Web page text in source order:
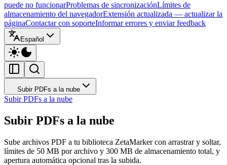
puede no funcionarProblemas de sincronizaciónLímites de
almacenamiento del navegadorExtensión actualizada — actualizar la
páginaContactar con soporteInformar errores y enviar feedback
Español
Subir PDFs a la nube
Subir PDFs a la nube
Subir PDFs a la nube
Sube archivos PDF a tu biblioteca ZetaMarker con arrastrar y soltar,
límites de 50 MB por archivo y 300 MB de almacenamiento total, y
apertura automática opcional tras la subida.